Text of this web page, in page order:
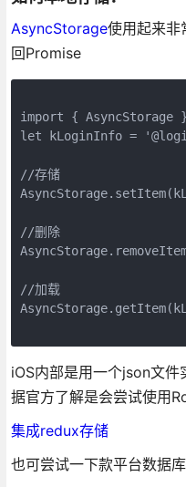
AsyncStorage使用起来非
回Promise
import {
let kLoginInfo =
//存储
//删除
//加载
iOS内部是用一个json文
据官方了解是会尝试使用
集成redux存储
也可尝试一下款平台数据库